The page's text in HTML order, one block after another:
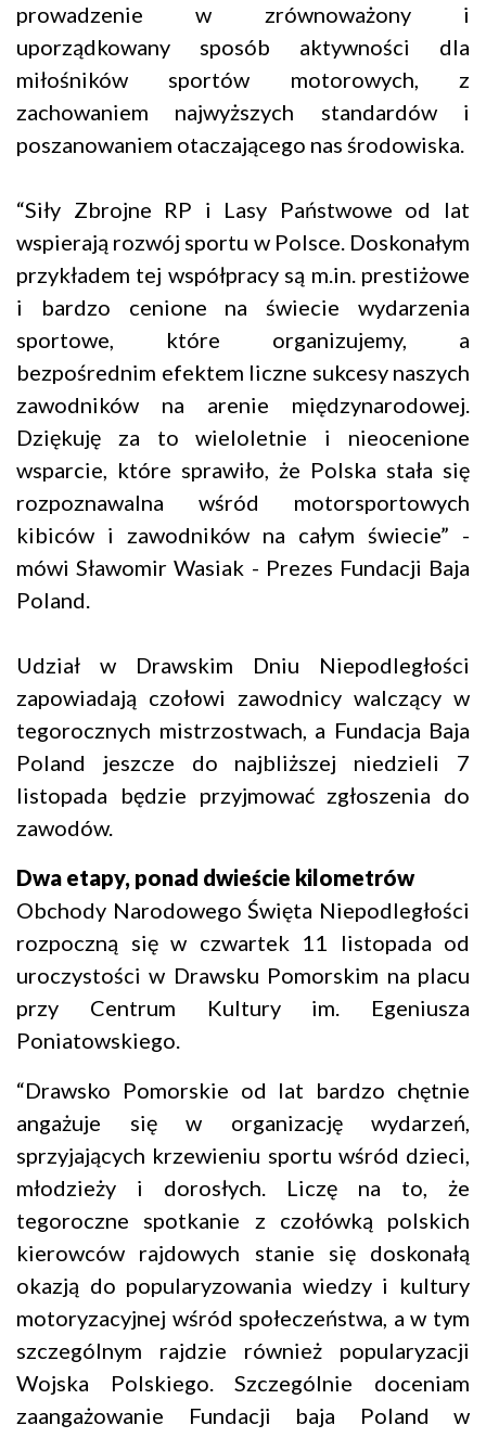
prowadzenie w zrównoważony i
uporządkowany sposób aktywności dla
miłośników sportów motorowych, z
zachowaniem najwyższych standardów i
poszanowaniem otaczającego nas środowiska.
“Siły Zbrojne RP i Lasy Państwowe od lat
wspierają rozwój sportu w Polsce. Doskonałym
przykładem tej współpracy są m.in. prestiżowe
i bardzo cenione na świecie wydarzenia
sportowe, które organizujemy, a
bezpośrednim efektem liczne sukcesy naszych
zawodników na arenie międzynarodowej.
Dziękuję za to wieloletnie i nieocenione
wsparcie, które sprawiło, że Polska stała się
rozpoznawalna wśród motorsportowych
kibiców i zawodników na całym świecie” -
mówi Sławomir Wasiak - Prezes Fundacji Baja
Poland.
Udział w Drawskim Dniu Niepodległości
zapowiadają czołowi zawodnicy walczący w
tegorocznych mistrzostwach, a Fundacja Baja
Poland jeszcze do najbliższej niedzieli 7
listopada będzie przyjmować zgłoszenia do
zawodów.
Dwa etapy, ponad dwieście kilometrów
Obchody Narodowego Święta Niepodległości
rozpoczną się w czwartek 11 listopada od
uroczystości w Drawsku Pomorskim na placu
przy Centrum Kultury im. Egeniusza
Poniatowskiego.
“Drawsko Pomorskie od lat bardzo chętnie
angażuje się w organizację wydarzeń,
sprzyjających krzewieniu sportu wśród dzieci,
młodzieży i dorosłych. Liczę na to, że
tegoroczne spotkanie z czołówką polskich
kierowców rajdowych stanie się doskonałą
okazją do popularyzowania wiedzy i kultury
motoryzacyjnej wśród społeczeństwa, a w tym
szczególnym rajdzie również popularyzacji
Wojska Polskiego. Szczególnie doceniam
zaangażowanie Fundacji baja Poland w